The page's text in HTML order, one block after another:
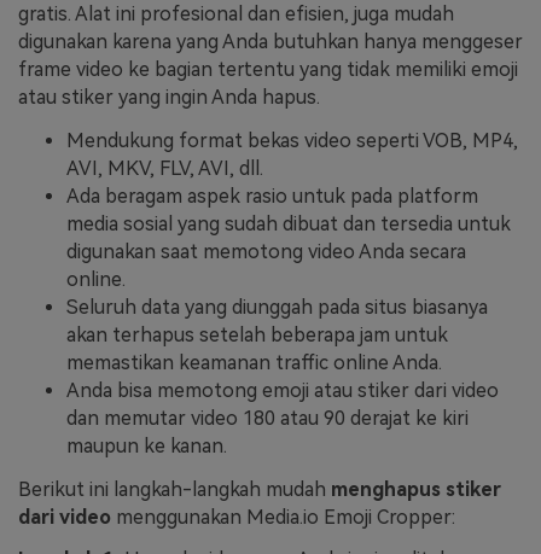
gratis. Alat ini profesional dan efisien, juga mudah
digunakan karena yang Anda butuhkan hanya menggeser
frame video ke bagian tertentu yang tidak memiliki emoji
atau stiker yang ingin Anda hapus.
Mendukung format bekas video seperti VOB, MP4,
AVI, MKV, FLV, AVI, dll.
Ada beragam aspek rasio untuk pada platform
media sosial yang sudah dibuat dan tersedia untuk
digunakan saat memotong video Anda secara
online.
Seluruh data yang diunggah pada situs biasanya
akan terhapus setelah beberapa jam untuk
memastikan keamanan traffic online Anda.
Anda bisa memotong emoji atau stiker dari video
dan memutar video 180 atau 90 derajat ke kiri
maupun ke kanan.
Berikut ini langkah-langkah mudah menghapus stiker
dari video menggunakan Media.io Emoji Cropper: